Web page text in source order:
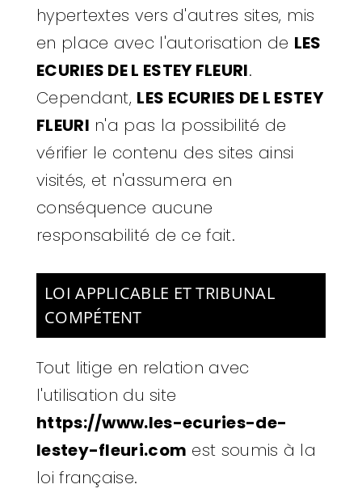
hypertextes vers d'autres sites, mis
en place avec l'autorisation de LES
ECURIES DE L ESTEY FLEURI.
Cependant, LES ECURIES DE L ESTEY
FLEURI n'a pas la possibilité de
vérifier le contenu des sites ainsi
visités, et n'assumera en
conséquence aucune
responsabilité de ce fait.
LOI APPLICABLE ET TRIBUNAL
COMPÉTENT
Tout litige en relation avec
l'utilisation du site
https://www.les-ecuries-de-
lestey-fleuri.com est soumis à la
loi française.